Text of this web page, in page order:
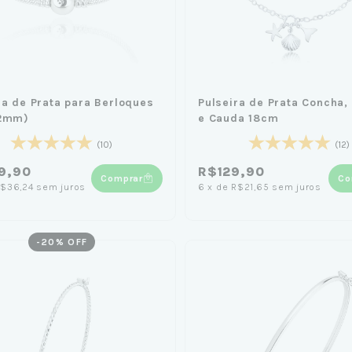
de Prata para Berloques
(10)
sem juros
Comprar
Pulseira de Prata
e Cauda 18cm
(12)
R$129,90
6 x de R$21,65 sem juros
- 20 % OFF